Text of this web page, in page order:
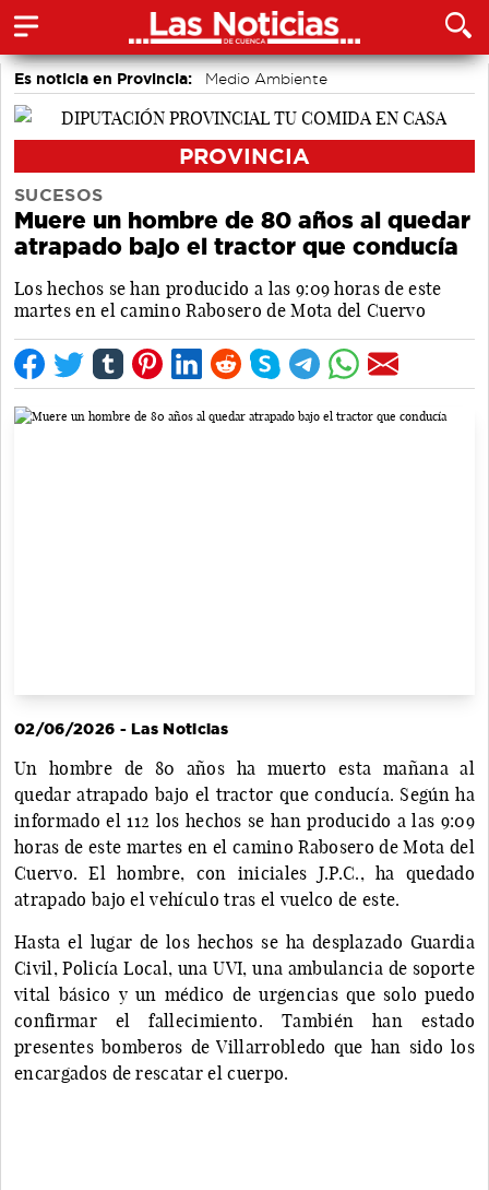
Es noticia en Provincia:
Medio Ambiente
accidentes laborales
PROVINCIA
SUCESOS
Muere un hombre de 80 años al quedar
atrapado bajo el tractor que conducía
Los hechos se han producido a las 9:09 horas de este
martes en el camino Rabosero de Mota del Cuervo
02/06/2026 - Las Noticias
Un hombre de 80 años ha muerto esta mañana al
quedar atrapado bajo el tractor que conducía. Según ha
informado el 112 los hechos se han producido a las 9:09
horas de este martes en el camino Rabosero de Mota del
Cuervo. El hombre, con iniciales J.P.C., ha quedado
atrapado bajo el vehículo tras el vuelco de este.
Hasta el lugar de los hechos se ha desplazado Guardia
Civil, Policía Local, una UVI, una ambulancia de soporte
vital básico y un médico de urgencias que solo puedo
confirmar el fallecimiento. También han estado
presentes bomberos de Villarrobledo que han sido los
encargados de rescatar el cuerpo.